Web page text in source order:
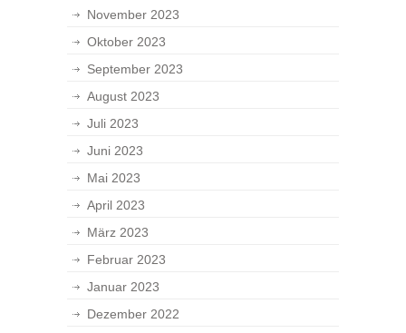
November 2023
Oktober 2023
September 2023
August 2023
Juli 2023
Juni 2023
Mai 2023
April 2023
März 2023
Februar 2023
Januar 2023
Dezember 2022